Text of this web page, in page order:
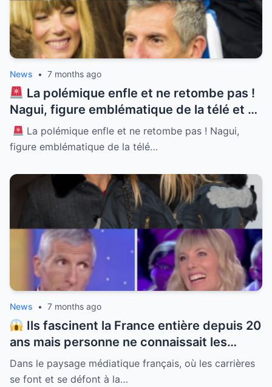
News • 7 months ago
La polémique enfle et ne retombe pas !
Nagui, figure emblématique de la télé et né
à Alexandrie, se retrouve au cœur d’une
tempête médiatique sans précédent.
émission, l’animateur tombe des nues et
tente de justifier ce qu’il qualifie de simple
humour. Mais cette défense passe mal
auprès de nombreux internautes choqués.
Comment celui qui a souffert de
discriminations a-t-il pu déraper ainsi ?
Découvrez les dessous de ce scandale qui
divise la France et la réponse cinglante de
la star.
La polémique enfle et ne retombe pas ! Nagui,
figure emblématique de la télé…
News • 7 months ago
Ils fascinent la France entière depuis 20
ans mais personne ne connaissait les
détails troublants de leur rencontre.
Mélanie Page a fait ramer Nagui comme
Dans le paysage médiatique français, où les carrières
se font et se défont à la…